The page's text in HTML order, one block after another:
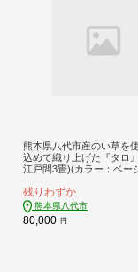
熊本県八代市産のい草を
込めて織り上げた『タロ
江戸間3畳)(カラー：ベー
毯 マット 織物 敷き物 イ
残りわずか
熊本県八代市
80,000 円